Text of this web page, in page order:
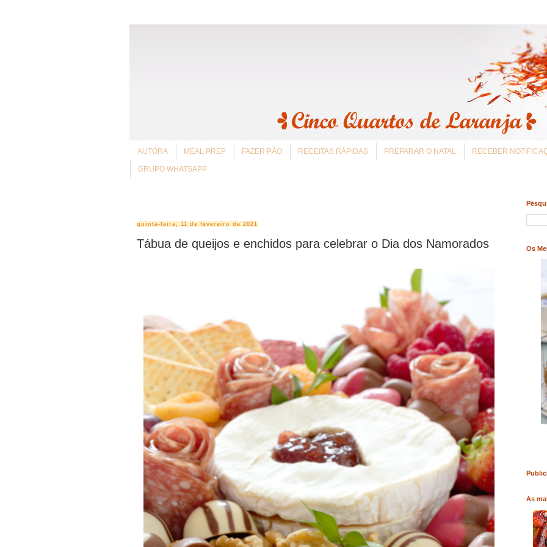
AUTORA MEAL PREP FAZER PÃO RECEITAS RÁPIDAS PREPARAR O NATAL RECEBER
GRUPO WHATSAPP
quinta-feira, 11 de fevereiro de 2021
Tábua de queijos e enchidos para celebrar o Dia dos Namorados Os
COMPRAR LIVRO COMPRAR LIVRO COMPRAR LIVRO
As